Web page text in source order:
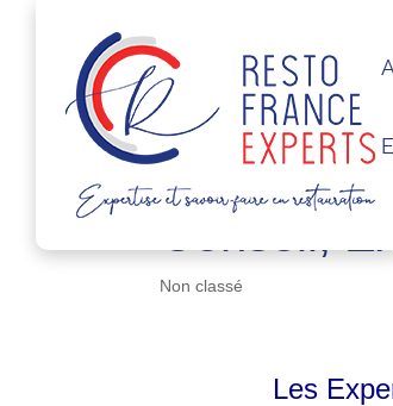
Conseil,
Non classé
Les